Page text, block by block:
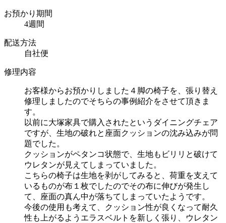
お預かり期間
4週間
配送方法
自社便
修理内容
お客様からお預かりしました４脚の椅子を、張り替え
修理しましたのでそちらの事例紹介をさせて頂きま
す。
以前に大塚家具で購入されたというダイニングチェア
ですが、生地の破れと座面クッションの沈み込みが問
題でした。
クッションがペタンコ状態で、生地もビリリと破けて
ウレタンが見えてしまっていました。
こちらの椅子は生地を剥がしてみると、荷重を支えて
いるものが布１枚でしたのでその布に伸びが発生し
て、座面の真ん中が落ちてしまっていたようです。
今後の使用も考えて、クッション性が良くなって耐久
性も上がるようエラスベルトを新しく張り、ウレタン